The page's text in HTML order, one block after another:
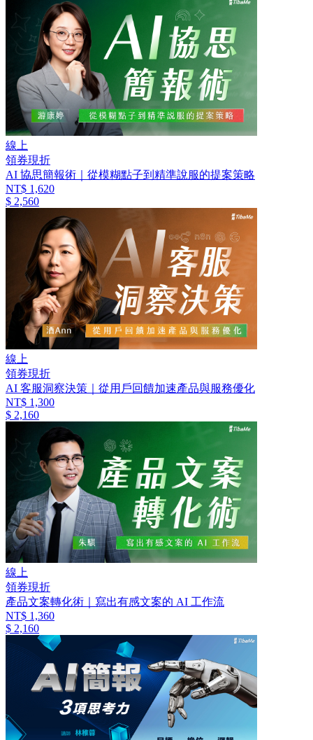
線上
領券現折
AI 協思簡報術｜從模糊點子到精準說服的提案策略
NT$ 1,620
$ 2,560
線上
領券現折
AI 客服洞察決策｜從用戶回饋加速產品與服務優化
NT$ 1,300
$ 2,160
線上
領券現折
產品文案轉化術｜寫出有感文案的 AI 工作流
NT$ 1,360
$ 2,160